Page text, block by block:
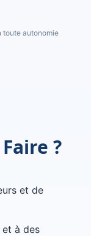
toute autonomie
?
et de
à des